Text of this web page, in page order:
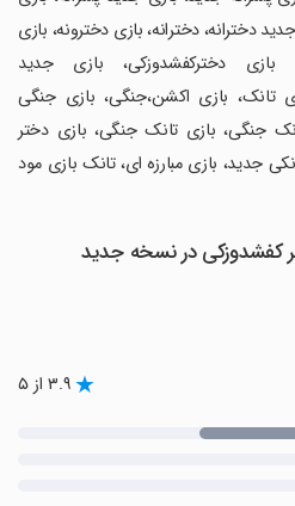
دخترانه، دخترانه، بازی دخترونه، بازی
بازی دخترکفشدوزکی، بازی جدید
تانک، بازی اکشن،جنگی، بازی جنگی
جنگی، بازی تانک جنگی، بازی دختر
جدید، بازی مبارزه ای، تانک بازی مود
کفشدوزکی در نسخه جدید
۳.۹ از ۵